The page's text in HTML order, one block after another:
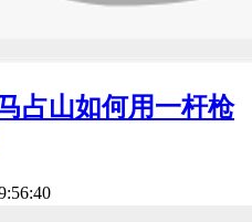
占山如何用一杆枪